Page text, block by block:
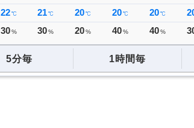
22 ℃
30 %
21 ℃
30 %
20 ℃
20 %
20 ℃
40 %
20℃
40%
5分毎 1時間毎